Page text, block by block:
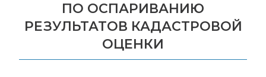
ПО ОСПАРИВАНИЮ
РЕЗУЛЬТАТОВ КАДАСТРОВОЙ
ОЦЕНКИ